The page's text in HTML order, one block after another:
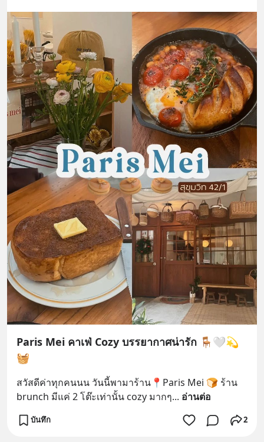
Paris Mei คาเฟ่ Cozy บรรยากาศน่ารัก 🪑🤍💫
🧺
สวัสดีค่าทุกคนนน วันนี้พามาร้าน📍Paris Mei 🍞 ร้าน
brunch มีแค่ 2 โต๊ะเท่านั้น cozy มากๆ... อ่านต่อ
บันทึก 2